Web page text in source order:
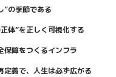
”の季節である
体”を正しく可視化する
障をつくるインフラ
義で、人生は必ず広がる